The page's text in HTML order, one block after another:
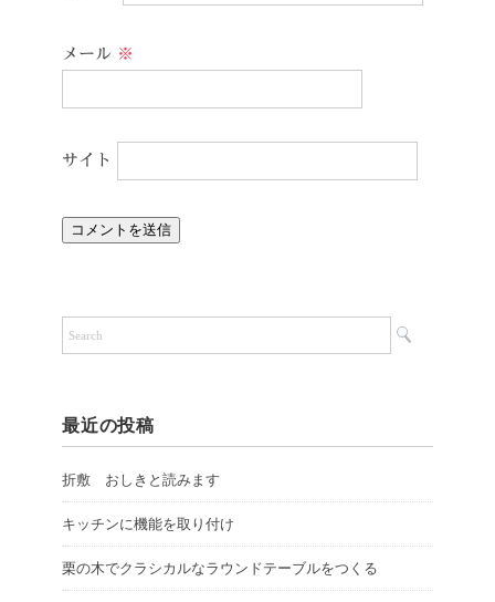
メール ※
サイト
最近の投稿
折敷 おしきと読みます
キッチンに機能を取り付け
栗の木でクラシカルなラウンドテーブルをつくる